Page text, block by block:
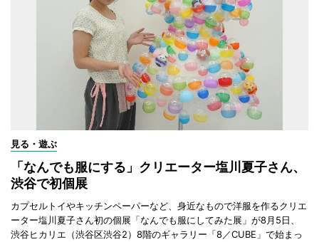
見る・遊ぶ
「なんでも服にする」クリエーター塩川夏子さん、
渋谷で初個展
カプセルトイやキッチンペーパーなど、身近なもので洋服を作るクリエ
ーター塩川夏子さん初の個展「なんでも服にしてみた展」が8月5日、
渋谷ヒカリエ（渋谷区渋谷2）8階のギャラリー「8／CUBE」で始まっ